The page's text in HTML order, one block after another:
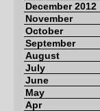
December 2012
November
October
September
August
July
June
May
Apr